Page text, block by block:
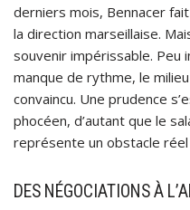
derniers mois, Bennacer
la direction marseillaise.
souvenir impérissable. Peu
manque de rythme, le
convaincu. Une prudence
phocéen, d’autant que le
représente un obstacle réel
DES NÉGOCIATIONS À